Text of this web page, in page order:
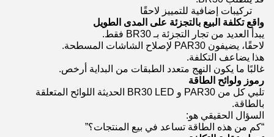
تركيبات إضافية للتمييز لاحقًا
واقع تكلفة البيع بالتجزئة على المدى الطويل
يبدأ العديد من تجار التجزئة بـ BR30 فقط.
لاحقًا، يضيفون PAR30 لإصلاح الشاشات المسطحة.
هذا يضاعف التكلفة.
غالبًا ما يكون النهج متعدد الطبقات من البداية أرخص.
رموز ولوائح الطاقة
تلبي كل من PAR30 و BR30 LED الحديثة اللوائح المتعلقة
بالطاقة.
السؤال الحقيقي هو:
“كم من هذه الطاقة تساعد في بيع المنتجات؟”